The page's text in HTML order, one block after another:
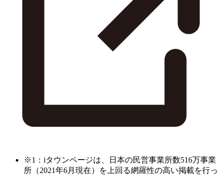
※1：iタウンページは、日本の民営事業所数516万事業
所（2021年6月現在）を上回る網羅性の高い掲載を行っ